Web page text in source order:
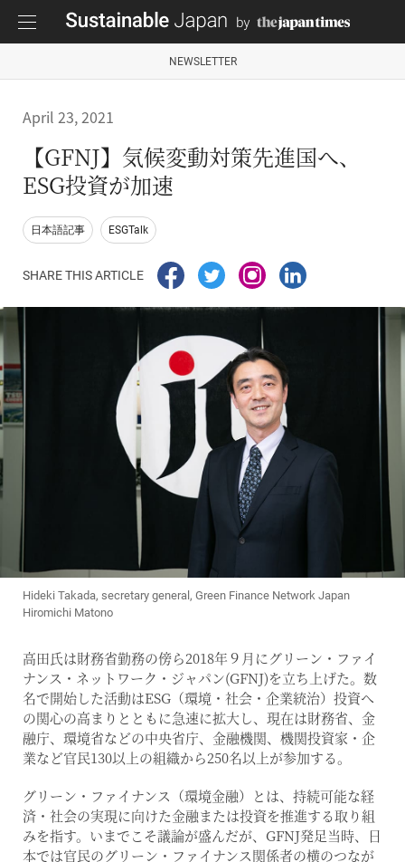
NEWSLETTER
April 23, 2021
【GFNJ】気候変動対策先進国へ、
ESG投資が加速
日本語記事 ESGTalk
SHARE THIS ARTICLE
Hideki Takada, secretary general, Green Finance Network Japan
Hiromichi Matono
高田氏は財務省勤務の傍ら2018年９月にグリーン・ファイ
ナンス・ネットワーク・ジャパン(GFNJ)を立ち上げた。数
名で開始した活動はESG（環境・社会・企業統治）投資へ
の関心の高まりとともに急速に拡大し、現在は財務省、金
融庁、環境省などの中央省庁、金融機関、機関投資家・企
業など官民130以上の組織から250名以上が参加する。
グリーン・ファイナンス（環境金融）とは、持続可能な経
済・社会の実現に向けた金融または投資を推進する取り組
みを指す。いまでこそ議論が盛んだが、GFNJ発足当時、日
本では官民のグリーン・ファイナンス関係者の横のつなが